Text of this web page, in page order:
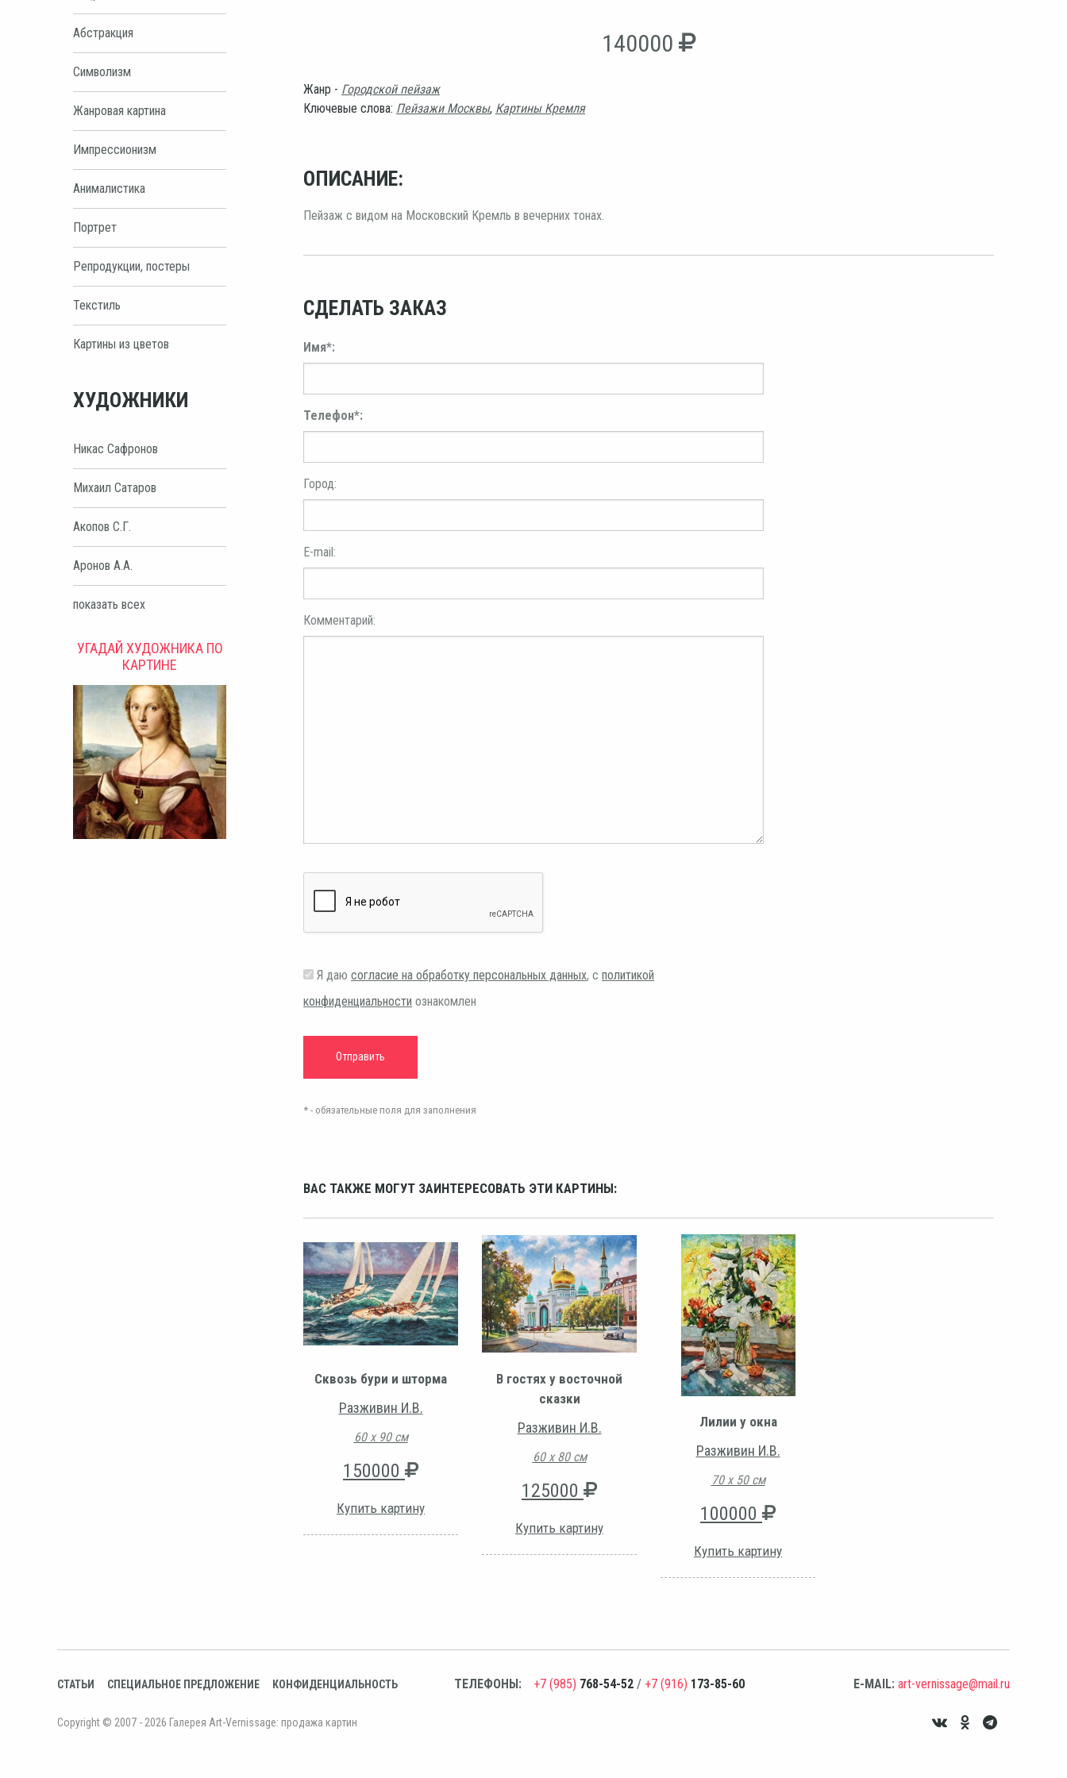
Абстракция
Символизм
Жанровая картина
Импрессионизм
Анималистика
Портрет
Репродукции, постеры
Текстиль
Картины из цветов
ХУДОЖНИКИ
Никас Сафронов
Михаил Сатаров
Акопов С.Г.
Аронов А.А.
показать всех
УГАДАЙ ХУДОЖНИКА ПО
КАРТИНЕ
140000
Жанр - Городской пейзаж
Ключевые слова: Пейзажи Москвы, Картины Кремля
ОПИСАНИЕ:
Пейзаж с видом на Московский Кремль в вечерних тонах.
СДЕЛАТЬ ЗАКАЗ
Имя*:
Телефон*:
Город:
E-mail:
Комментарий:
Я даю согласие на обработку персональных данных, с политикой
конфиденциальности ознакомлен
* - обязательные поля для заполнения
ВАС ТАКЖЕ МОГУТ ЗАИНТЕРЕСОВАТЬ ЭТИ КАРТИНЫ:
Сквозь бури и шторма
Разживин И.В.
60 х 90 см
150000
Купить картину
В гостях у восточной
сказки
Разживин И.В.
60 х 80 см
125000
Купить картину
Лилии у окна
Разживин И.В.
70 х 50 см
100000
Купить картину
СТАТЬИ СПЕЦИАЛЬНОЕ ПРЕДЛОЖЕНИЕ КОНФИДЕНЦИАЛЬНОСТЬ ТЕЛЕФОНЫ: +7 (985) 768-54-52 / +7 (916) 173-85-60 E-MAIL: art-vernissage@mail.ru
Copyright © 2007 - 2026 Галерея Art-Vernissage: продажа картин